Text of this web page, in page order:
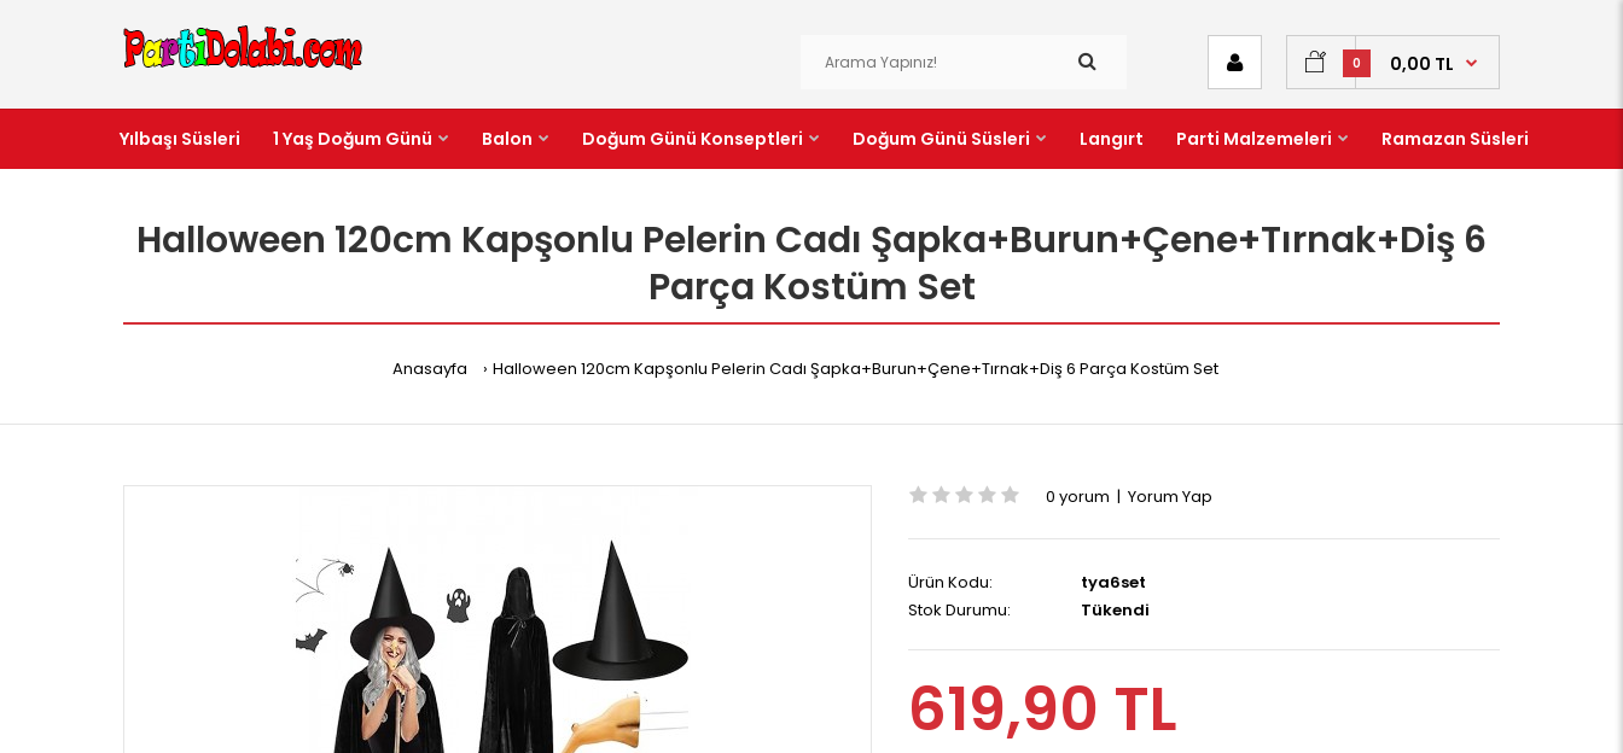
0 0,00 TL
Yılbaşı Süsleri 1 Yaş Doğum Günü Balon Doğum Günü Konseptleri Doğum Günü Süsleri Langırt Parti Malzemeleri Ramazan Süsleri
Halloween 120cm Kapşonlu Pelerin Cadı Şapka+Burun+Çene+Tırnak+Diş 6
Parça Kostüm Set
Anasayfa Halloween 120cm Kapşonlu Pelerin Cadı Şapka+Burun+Çene+Tırnak+Diş 6 Parça Kostüm Set
0 yorum | Yorum Yap
Ürün Kodu:
tya6set
Stok Durumu:
Tükendi
619,90 TL